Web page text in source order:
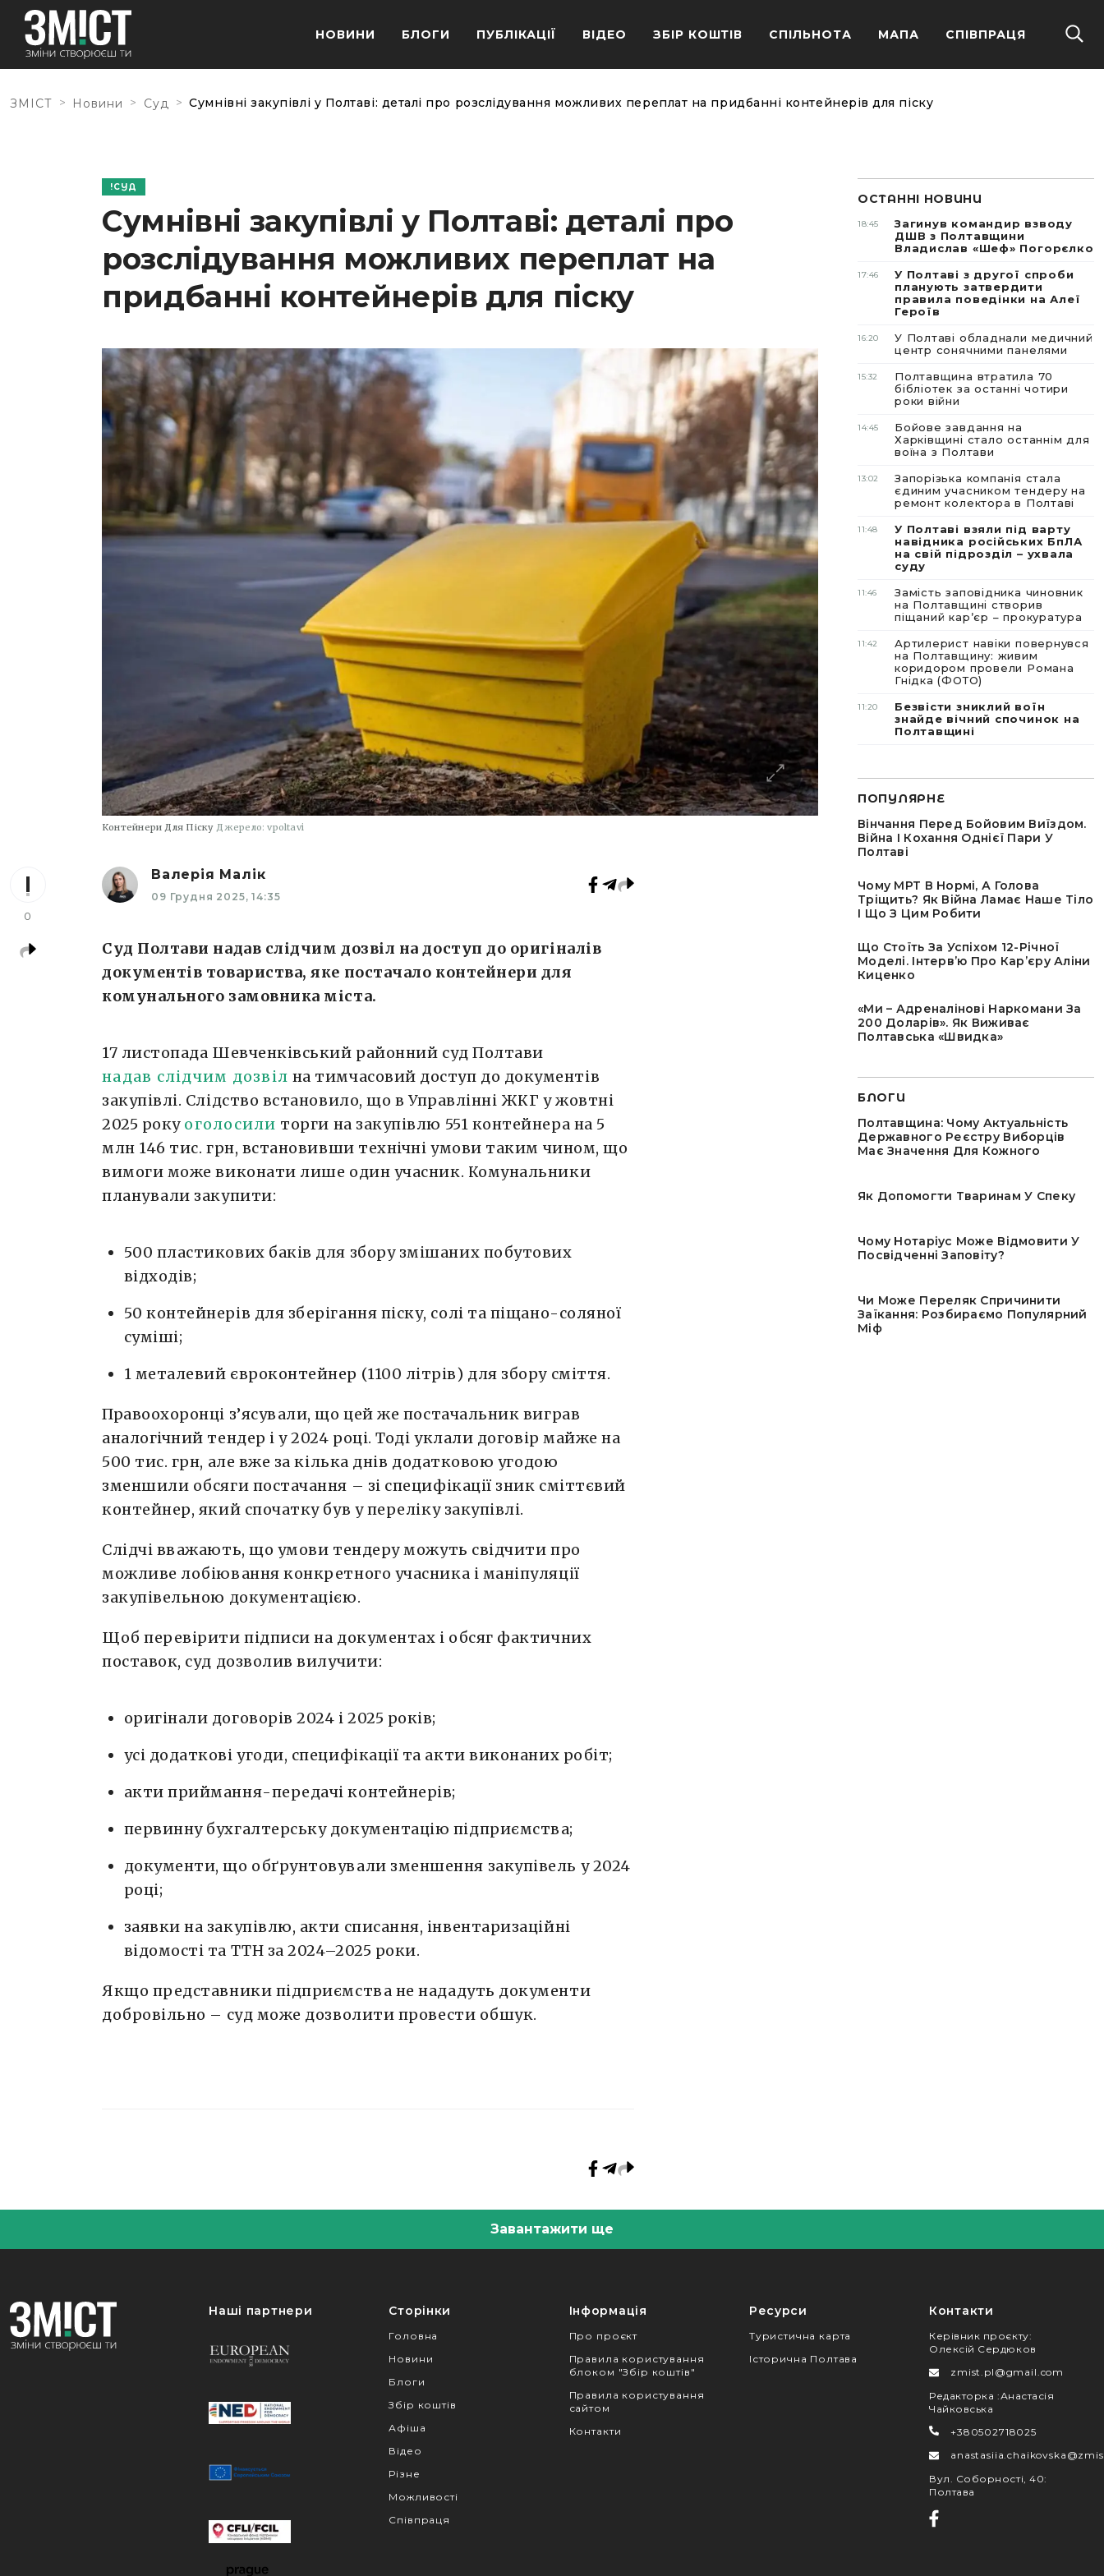
НОВИНИ БЛОГИ ПУБЛІКАЦІЇ ВІДЕО ЗБІР КОШТІВ СПІЛЬНОТА МАПА СПІВПРАЦЯ
ЗМІСТ > Новини > Суд > Сумнівні закупівлі у Полтаві: деталі про розслідування можливих переплат на придбанні контейнерів для піску
СУД
Сумнівні закупівлі у Полтаві: деталі про
розслідування можливих переплат на
придбанні контейнерів для піску
Контейнери Для Піску Джерело: vpoltavi
0
Валерія Малік
09 Грудня 2025, 14:35
Суд Полтави надав слідчим дозвіл на доступ до оригіналів
документів товариства, яке постачало контейнери для
комунального замовника міста.
17 листопада Шевченківський районний суд Полтави
надав слідчим дозвіл на тимчасовий доступ до документів
закупівлі. Слідство встановило, що в Управлінні ЖКГ у жовтні
2025 року оголосили торги на закупівлю 551 контейнера на 5
млн 146 тис. грн, встановивши технічні умови таким чином, що
вимоги може виконати лише один учасник. Комунальники
планували закупити:
500 пластикових баків для збору змішаних побутових
відходів;
50 контейнерів для зберігання піску, солі та піщано-соляної
суміші;
1 металевий євроконтейнер (1100 літрів) для збору сміття.
Правоохоронці з’ясували, що цей же постачальник виграв
аналогічний тендер і у 2024 році. Тоді уклали договір майже на
500 тис. грн, але вже за кілька днів додатковою угодою
зменшили обсяги постачання – зі специфікації зник сміттєвий
контейнер, який спочатку був у переліку закупівлі.
Слідчі вважають, що умови тендеру можуть свідчити про
можливе лобіювання конкретного учасника і маніпуляції
закупівельною документацією.
Щоб перевірити підписи на документах і обсяг фактичних
поставок, суд дозволив вилучити:
оригінали договорів 2024 і 2025 років;
усі додаткові угоди, специфікації та акти виконаних робіт;
акти приймання-передачі контейнерів;
первинну бухгалтерську документацію підприємства;
документи, що обґрунтовували зменшення закупівель у 2024
році;
заявки на закупівлю, акти списання, інвентаризаційні
відомості та ТТН за 2024–2025 роки.
Якщо представники підприємства не нададуть документи
добровільно – суд може дозволити провести обшук.
ОСТАННІ НОВИНИ
18:45
Загинув командир взводу
ДШВ з Полтавщини
Владислав «Шеф» Погорєлко
17:46
У Полтаві з другої спроби
планують затвердити
правила поведінки на Алеї
Героїв
16:20
У Полтаві обладнали медичний
центр сонячними панелями
15:32
Полтавщина втратила 70
бібліотек за останні чотири
роки війни
14:45
Бойове завдання на
Харківщині стало останнім для
воїна з Полтави
13:02
Запорізька компанія стала
єдиним учасником тендеру на
ремонт колектора в Полтаві
11:48
У Полтаві взяли під варту
навідника російських БпЛА
на свій підрозділ – ухвала
суду
11:46
Замість заповідника чиновник
на Полтавщині створив
піщаний карʼєр – прокуратура
11:42
Артилерист навіки повернувся
на Полтавщину: живим
коридором провели Романа
Гнідка (ФОТО)
11:20
Безвісти зниклий воїн
знайде вічний спочинок на
Полтавщині
ПОПУЛЯРНЕ
Вінчання Перед Бойовим Виїздом.
Війна І Кохання Однієї Пари У
Полтаві
Чому МРТ В Нормі, А Голова
Тріщить? Як Війна Ламає Наше Тіло
І Що З Цим Робити
Що Стоїть За Успіхом 12-Річної
Моделі. Інтервʼю Про Карʼєру Аліни
Киценко
«Ми – Адреналінові Наркомани За
200 Доларів». Як Виживає
Полтавська «швидка»
БЛОГИ
Полтавщина: Чому Актуальність
Державного Реєстру Виборців
Має Значення Для Кожного
Як Допомогти Тваринам У Спеку
Чому Нотаріус Може Відмовити У
Посвідченні Заповіту?
Чи Може Переляк Спричинити
Заїкання: Розбираємо Популярний
Міф
Завантажити ще
Наші партнери Сторінки
Головна
Новини
Блоги
Збір коштів
Афіша
Відео
Різне
Можливості
Співпраця
Інформація
Про проєкт
Правила користування
блоком "Збір коштів"
Правила користування
сайтом
Контакти
Ресурси
Туристична карта
Історична Полтава
Контакти
Керівник проєкту:
Олексій Сердюков
zmist.pl@gmail.com
Редакторка :Анастасія
Чайковська
+380502718025
Вул. Соборності, 40:
Полтава